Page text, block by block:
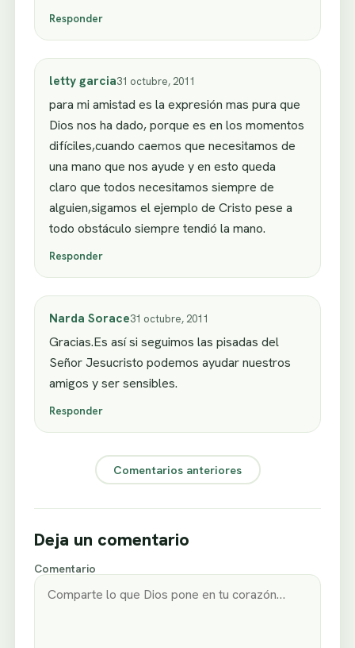
Responder
letty garcia31 octubre, 2011
para mi amistad es la expresión mas pura que
Dios nos ha dado, porque es en los momentos
difíciles,cuando caemos que necesitamos de
una mano que nos ayude y en esto queda
claro que todos necesitamos siempre de
alguien,sigamos el ejemplo de Cristo pese a
todo obstáculo siempre tendió la mano.
Responder
Narda Sorace31 octubre, 2011
Gracias.Es así si seguimos las pisadas del
Señor Jesucristo podemos ayudar nuestros
amigos y ser sensibles.
Responder
Comentarios anteriores
Deja un comentario
Comentario